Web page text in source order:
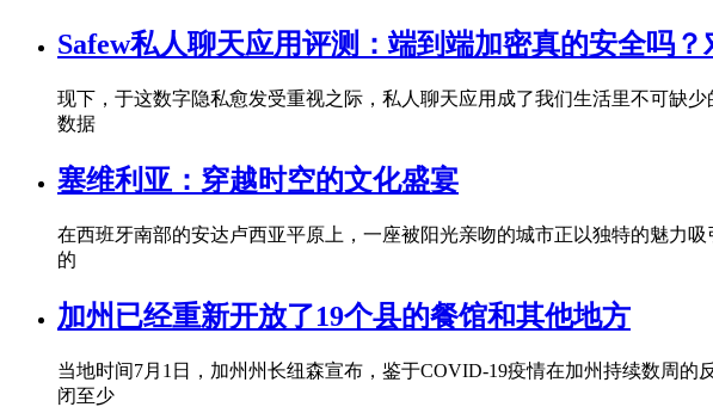
Safew私人聊天应用评测：端到端加密真的安全吗？
现下，于这数字隐私愈发受重视之际，私人聊天应用成了我们生活里不可缺
数据
塞维利亚：穿越时空的文化盛宴
在西班牙南部的安达卢西亚平原上，一座被阳光亲吻的城市正以独特的魅
的
加州已经重新开放了19个县的餐馆和其他地方
当地时间7月1日，加州州长纽森宣布，鉴于COVID-19疫情在加州持续数周
闭至少